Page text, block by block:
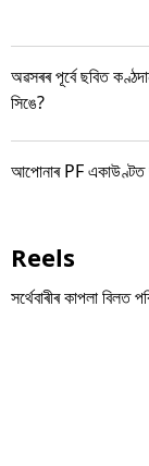
অৱসৰৰ পূৰ্বে ছবিত
সিঙে?
আপোনাৰ PF একাউণ্টত
Reels
সৰ্থেবাৰীৰ কাপলা বিলত